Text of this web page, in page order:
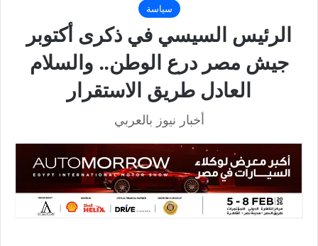
سياسة
الرئيس السيسي في ذكرى أكتوبر
جيش مصر درع الوطن.. والسلام
العادل طريق الاستقرار
أخبار نيوز بالعربي